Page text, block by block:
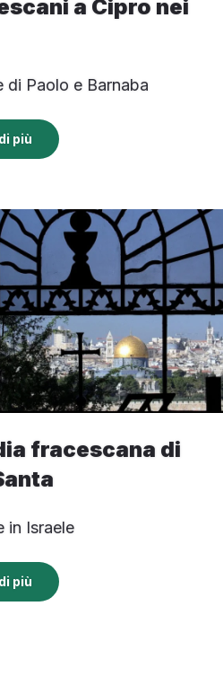
a Cipro nei
di Paolo e Barnaba
più
fracescana di
in Israele
più